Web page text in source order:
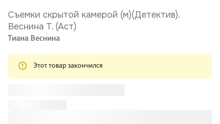
Съемки скрытой камерой (м)(Детектив).
Веснина Т. (Аст)
Тиана Веснина
Этот товар закончился